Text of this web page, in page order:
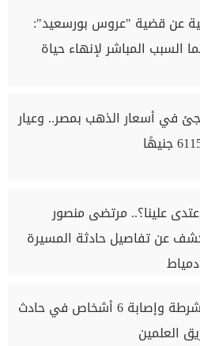
عن قضية "عروس بورسعيد":
السبب المباشر لإنهاء حياة
في أسعار الذهب بمصر.. وعيار
علينا؟.. مرتضى منصور
عن تفاصيل حادثة المسيرة
وفاة رائد شرطة وإصابة 6 أشخاص في حادث
العلمين